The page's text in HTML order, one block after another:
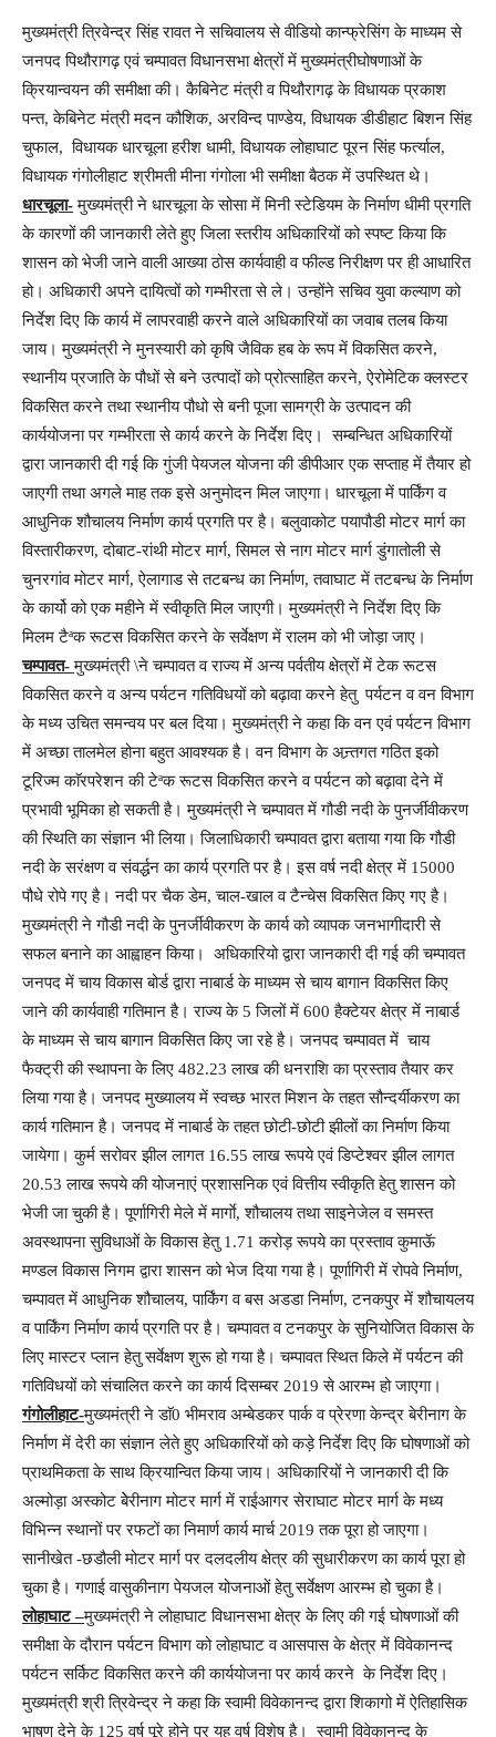
मुख्यमंत्री त्रिवेन्द्र सिंह रावत ने सचिवालय से वीडियो कान्फ्रेसिंग के माध्यम से
जनपद पिथौरागढ़ एवं चम्पावत विधानसभा क्षेत्रों में मुख्यमंत्रीघोषणाओं के
क्रियान्वयन की समीक्षा की। कैबिनेट मंत्री व पिथौरागढ़ के विधायक प्रकाश
पन्त, केबिनेट मंत्री मदन कौशिक, अरविन्द पाण्डेय, विधायक डीडीहाट बिशन सिंह
चुफाल, विधायक धारचूला हरीश धामी, विधायक लोहाघाट पूरन सिंह फर्त्याल,
विधायक गंगोलीहाट श्रीमती मीना गंगोला भी समीक्षा बैठक में उपस्थित थे।
धारचूला-मुख्यमंत्री ने धारचूला के सोसा में मिनी स्टेडियम के निर्माण धीमी प्रगति
के कारणों की जानकारी लेते हुए जिला स्तरीय अधिकारियों को स्पष्ट किया कि
शासन को भेजी जाने वाली आख्या ठोस कार्यवाही व फील्ड निरीक्षण पर ही आधारित
हो। अधिकारी अपने दायित्वों को गम्भीरता से ले। उन्होंने सचिव युवा कल्याण को
निर्देश दिए कि कार्य में लापरवाही करने वाले अधिकारियों का जवाब तलब किया
जाय। मुख्यमंत्री ने मुनस्यारी को कृषि जैविक हब के रूप में विकसित करने,
स्थानीय प्रजाति के पौधों से बने उत्पादों को प्रोत्साहित करने, ऐरोमेटिक क्लस्टर
विकसित करने तथा स्थानीय पौधो से बनी पूजा सामग्री के उत्पादन की
कार्ययोजना पर गम्भीरता से कार्य करने के निर्देश दिए। सम्बन्धित अधिकारियों
द्वारा जानकारी दी गई कि गुंजी पेयजल योजना की डीपीआर एक सप्ताह में तैयार हो
जाएगी तथा अगले माह तक इसे अनुमोदन मिल जाएगा। धारचूला में पार्किंग व
आधुनिक शौचालय निर्माण कार्य प्रगति पर है। बलुवाकोट पयापौडी मोटर मार्ग का
विस्तारीकरण, दोबाट-रांथी मोटर मार्ग, सिमल से नाग मोटर मार्ग डुंगातोली से
चुनरगांव मोटर मार्ग, ऐलागाड से तटबन्ध का निर्माण, तवाघाट में तटबन्ध के निर्माण
के कार्यो को एक महीने में स्वीकृति मिल जाएगी। मुख्यमंत्री ने निर्देश दिए कि
मिलम टैªक रूटस विकसित करने के सर्वेक्षण में रालम को भी जोड़ा जाए।
चम्पावत-मुख्यमंत्री \ने चम्पावत व राज्य में अन्य पर्वतीय क्षेत्रों में टेक रूटस
विकसित करने व अन्य पर्यटन गतिविधयों को बढ़ावा करने हेतु पर्यटन व वन विभाग
के मध्य उचित समन्वय पर बल दिया। मुख्यमंत्री ने कहा कि वन एवं पर्यटन विभाग
में अच्छा तालमेल होना बहुत आवश्यक है। वन विभाग के अन्र्तगत गठित इको
टूरिज्म काॅरपरेशन की टेªक रूटस विकसित करने व पर्यटन को बढ़ावा देने में
प्रभावी भूमिका हो सकती है। मुख्यमंत्री ने चम्पावत में गौडी नदी के पुनर्जीवीकरण
की स्थिति का संज्ञान भी लिया। जिलाधिकारी चम्पावत द्वारा बताया गया कि गौडी
नदी के सरंक्षण व संवर्द्धन का कार्य प्रगति पर है। इस वर्ष नदी क्षेत्र में 15000
पौधे रोपे गए है। नदी पर चैक डेम, चाल-खाल व टैन्चेस विकसित किए गए है।
मुख्यमंत्री ने गौडी नदी के पुनर्जीवीकरण के कार्य को व्यापक जनभागीदारी से
सफल बनाने का आह्वाहन किया। अधिकारियो द्वारा जानकारी दी गई की चम्पावत
जनपद में चाय विकास बोर्ड द्वारा नाबार्ड के माध्यम से चाय बागान विकसित किए
जाने की कार्यवाही गतिमान है। राज्य के 5 जिलों में 600 हैक्टेयर क्षेत्र में नाबार्ड
के माध्यम से चाय बागान विकसित किए जा रहे है। जनपद चम्पावत में चाय
फैक्ट्री की स्थापना के लिए 482.23 लाख की धनराशि का प्रस्ताव तैयार कर
लिया गया है। जनपद मुख्यालय में स्वच्छ भारत मिशन के तहत सौन्दर्यीकरण का
कार्य गतिमान है। जनपद में नाबार्ड के तहत छोटी-छोटी झीलों का निर्माण किया
जायेगा। कुर्म सरोवर झील लागत 16.55 लाख रूपये एवं डिप्टेश्वर झील लागत
20.53 लाख रूपये की योजनाएं प्रशासनिक एवं वित्तीय स्वीकृति हेतु शासन को
भेजी जा चुकी है। पूर्णागिरी मेले में मार्गाे, शौचालय तथा साइनेजेल व समस्त
अवस्थापना सुविधाओं के विकास हेतु 1.71 करोड़ रूपये का प्रस्ताव कुमाऊॅ
मण्डल विकास निगम द्वारा शासन को भेज दिया गया है। पूर्णागिरी में रोपवे निर्माण,
चम्पावत में आधुनिक शौचालय, पार्किंग व बस अडडा निर्माण, टनकपुर में शौचायलय
व पार्किंग निर्माण कार्य प्रगति पर है। चम्पावत व टनकपुर के सुनियोजित विकास के
लिए मास्टर प्लान हेतु सर्वेक्षण शुरू हो गया है। चम्पावत स्थित किले में पर्यटन की
गतिविधयों को संचालित करने का कार्य दिसम्बर 2019 से आरम्भ हो जाएगा।
गंगोलीहाट-मुख्यमंत्री ने डाॅ0 भीमराव अम्बेडकर पार्क व प्रेरणा केन्द्र बेरीनाग के
निर्माण में देरी का संज्ञान लेते हुए अधिकारियों को कड़े निर्देश दिए कि घोषणाओं को
प्राथमिकता के साथ क्रियान्वित किया जाय। अधिकारियों ने जानकारी दी कि
अल्मोड़ा अस्कोट बेेरीनाग मोटर मार्ग में राईआगर सेराघाट मोटर मार्ग के मध्य
विभिन्न स्थानों पर रफटों का निमार्ण कार्य मार्च 2019 तक पूरा हो जाएगा।
सानीखेत -छडौली मोटर मार्ग पर दलदलीय क्षेत्र की सुधारीकरण का कार्य पूरा हो
चुका है। गणाई वासुकीनाग पेयजल योजनाओं हेतु सर्वेक्षण आरम्भ हो चुका है।
लोहाघाट –मुख्यमंत्री ने लोहाघाट विधानसभा क्षेत्र के लिए की गई घोषणाओं की
समीक्षा के दौरान पर्यटन विभाग को लोहाघाट व आसपास के क्षेत्र में विवेकानन्द
पर्यटन सर्किट विकसित करने की कार्ययोजना पर कार्य करने के निर्देश दिए।
मुख्यमंत्री श्री त्रिवेन्द्र ने कहा कि स्वामी विवेकानन्द द्वारा शिकागो में ऐतिहासिक
भाषण देने के 125 वर्ष पूरे होने पर यह वर्ष विशेष है। स्वामी विवेकानन्द के